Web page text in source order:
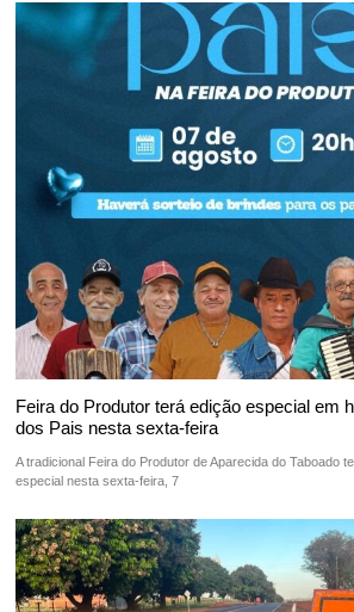
Feira do Produtor terá edição especial em
dos Pais nesta sexta-feira
A tradicional Feira do Produtor de Aparecida do Taboado
especial nesta sexta-feira, 7